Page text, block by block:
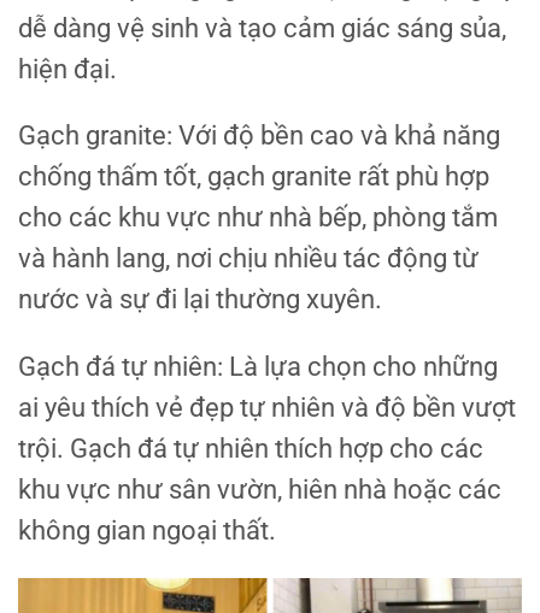
dễ dàng vệ sinh và tạo cảm giác sáng sủa,
hiện đại.
Gạch granite: Với độ bền cao và khả năng
chống thấm tốt, gạch granite rất phù hợp
cho các khu vực như nhà bếp, phòng tắm
và hành lang, nơi chịu nhiều tác động từ
nước và sự đi lại thường xuyên.
Gạch đá tự nhiên: Là lựa chọn cho những
ai yêu thích vẻ đẹp tự nhiên và độ bền vượt
trội. Gạch đá tự nhiên thích hợp cho các
khu vực như sân vườn, hiên nhà hoặc các
không gian ngoại thất.